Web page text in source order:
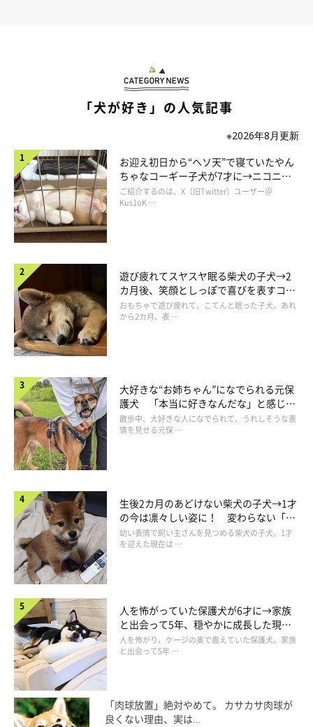
撫でているうちにマロたんが「キュンキュン」と鳴き声を上げ始
めました。抱っこしても鳴き声は止まらず、マロたんも寂しかっ
たり不安に思ったりしていたのが伝わって来ました。ああ、ごめ
んマロたん。本当にごめん、と泣きながら謝りました。
「犬が好き」の人気記事
※2026年8月更新
お迎え初日から“ヘソ天”で寝ていたやん
ちゃなコーギー子犬が7才に→ニコニ
コ“コーギースマイル”が魅力のコに成
長！
ご紹介するのは、X（旧Twitter）ユーザー＠
Kus1oK …
遊び疲れてスヤスヤ眠る柴犬の子犬→2
カ月後、笑顔としっぽで喜びを表すコに
成長！
おもちゃで遊び疲れて、こてんと眠った子犬。あれ
から2カ月、表 …
大好きな“お姉ちゃん”になでられる元保
護犬 「本当に好きなんだな」と感じる
表情にほっこり
散歩中、大好きな人になでられて、うれしそうな表
情を見せる元保 …
生後2カ月のあどけない柴犬の子犬→1才
の今は凛々しい姿に！ 変わらない「く
りくりおめめ」にもほっこり
幼い表情で飼い主さんを見つめる柴犬の子犬。1才
を迎えた現在は …
人を怖がっていた保護犬が6才に→家族
と出会って5年、穏やかに成長した現在
の姿にグッとくる
人を怖がり、ケージの奥で震えていた保護犬。家族
と出会って5年 …
「肉球放置」絶対やめて。 カサカサ肉球が
良くない理由、実は...